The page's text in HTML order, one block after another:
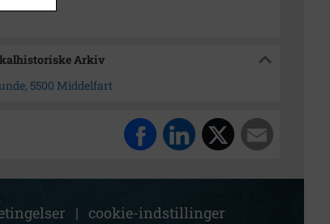
Arkiv
5500 Middelfart
| cookie-indstillinger